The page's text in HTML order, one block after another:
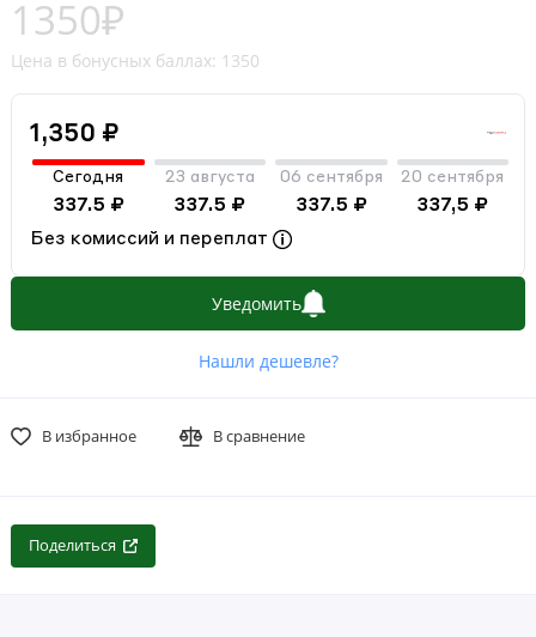
1350₽
Цена в бонусных баллах: 1350
1,350 ₽
Сегодня
337.5 ₽
23 августа
337.5 ₽
06 сентября
337.5 ₽
20 сентября
337,5 ₽
Без комиссий и переплат
Уведомить
Нашли дешевле?
В избранное В сравнение
Поделиться